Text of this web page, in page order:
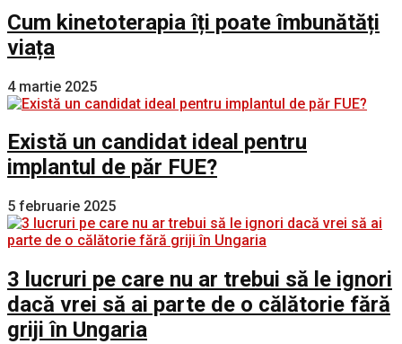
Cum kinetoterapia îți poate îmbunătăți
viața
4 martie 2025
Există un candidat ideal pentru
implantul de păr FUE?
5 februarie 2025
3 lucruri pe care nu ar trebui să le ignori
dacă vrei să ai parte de o călătorie fără
griji în Ungaria